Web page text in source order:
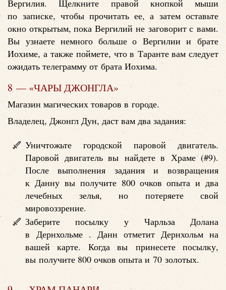
Вергилия. Щелкните правой кнопкой мыши
по записке, чтобы прочитать ее, а затем оставьте
окно открытым, пока Вергилий не заговорит с вами.
Вы узнаете немного больше о Вергилии и брате
Иохиме, а также поймете, что в Таранте вам следует
ожидать телеграмму от брата Иохима.
8 — «ЧАРЫ ДЖОНГЛА»
Магазин магических товаров в городе.
Владелец, Джонгл Дун, даст вам два задания:
Уничтожьте городской паровой двигатель.
Паровой двигатель вы найдете в Храме (#9).
После выполнения задания и возвращения
к Данну вы получите 800 очков опыта и два
лечебных зелья, но потеряете свой
мировоззрение.
Заберите посылку у Чарльза Долана
в Дернхольме . Данн отметит Дернхольм на
вашей карте. Когда вы принесете посылку,
вы получите 800 очков опыта и 70 золотых.